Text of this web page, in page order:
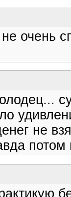
очень
не